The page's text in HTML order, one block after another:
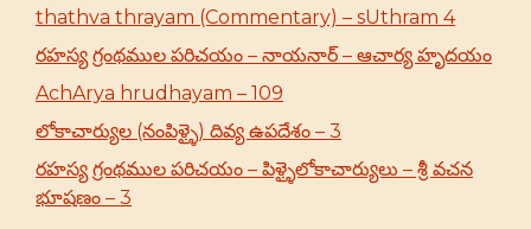
thathva thrayam (Commentary) – sUthram 4
రహస్య గ్రంథముల పరిచయం – నాయనార్ – ఆచార్య హృదయం
AchArya hrudhayam – 109
లోకాచార్యుల (నంపిళ్ళై) దివ్య ఉపదేశం – 3
రహస్య గ్రంథముల పరిచయం – పిళ్ళైలోకాచార్యులు – శ్రీ వచన
భూషణం – 3